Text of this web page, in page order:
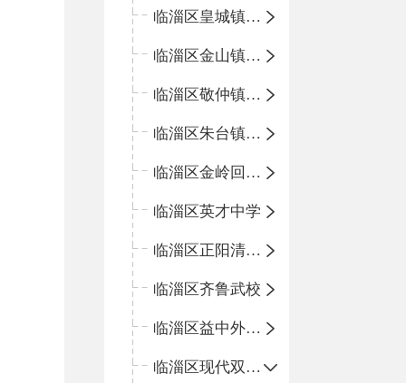
临淄区皇城镇中心学校
临淄区金山镇中心学校
临淄区敬仲镇中心学校
临淄区朱台镇中心学校
临淄区金岭回族镇中心学校
临淄区英才中学
临淄区正阳清北实验学校
临淄区齐鲁武校
临淄区益中外语学校
临淄区现代双语学校